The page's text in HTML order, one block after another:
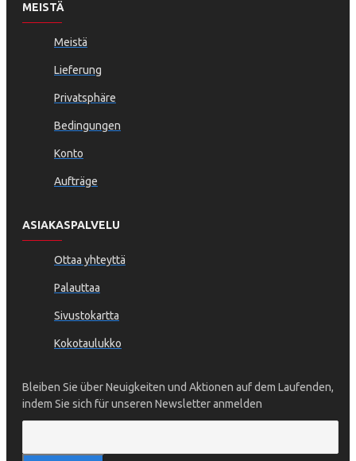
MEISTÄ
Meistä
Lieferung
Privatsphäre
Bedingungen
Konto
Aufträge
ASIAKASPALVELU
Ottaa yhteyttä
Palauttaa
Sivustokartta
Kokotaulukko
Bleiben Sie über Neuigkeiten und Aktionen auf dem Laufenden,
indem Sie sich für unseren Newsletter anmelden